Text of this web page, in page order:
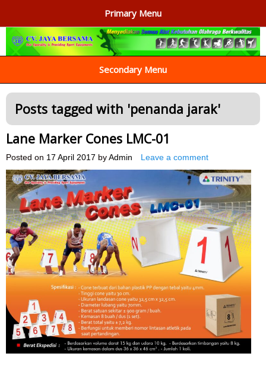
Primary Menu
AGEN ALAT OLAHRAGA
Menyediakan Alat Olahraga Terlengkap di Indonesia
Secondary Menu
Posts tagged with 'penanda jarak'
Lane Marker Cones LMC-01
Posted on 17 April 2017 by Admin Leave a comment